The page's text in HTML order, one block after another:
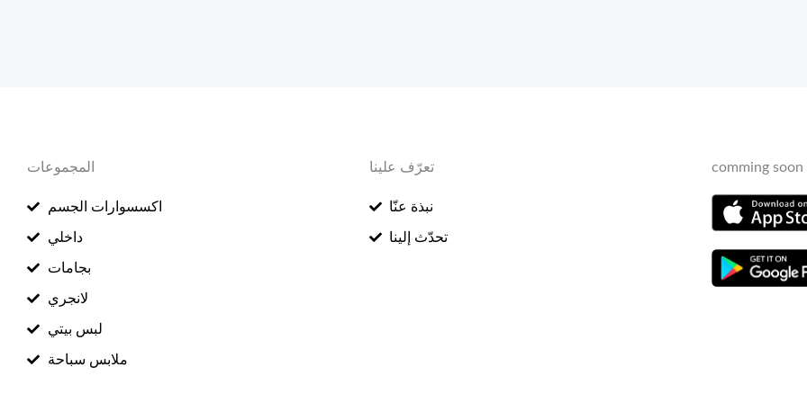
المجموعات
اكسسوارات الجسم
داخلي
بجامات
لانجري
لبس بيتي
ملابس سباحة
تعرّف علينا
نبذة عنّا
تحدّث إلينا
comming soon